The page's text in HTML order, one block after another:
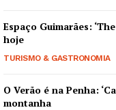
Espaço Guimarães:
hoje
TURISMO & GASTRONOMIA
O Verão é na Penha:
montanha